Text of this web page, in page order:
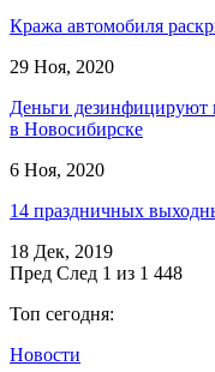
Кража автомобиля
29 Ноя, 2020
Деньги дезинфицируют
в Новосибирске
6 Ноя, 2020
14 праздничных
18 Дек, 2019
Пред След 1 из 1 448
Топ сегодня:
Новости